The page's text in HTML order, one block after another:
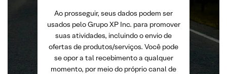
Ao prosseguir, seus dados podem ser
usados pelo Grupo XP Inc. para promover
suas atividades, incluindo o envio de
ofertas de produtos/serviços. Você pode
se opor a tal recebimento a qualquer
momento, por meio do próprio canal de